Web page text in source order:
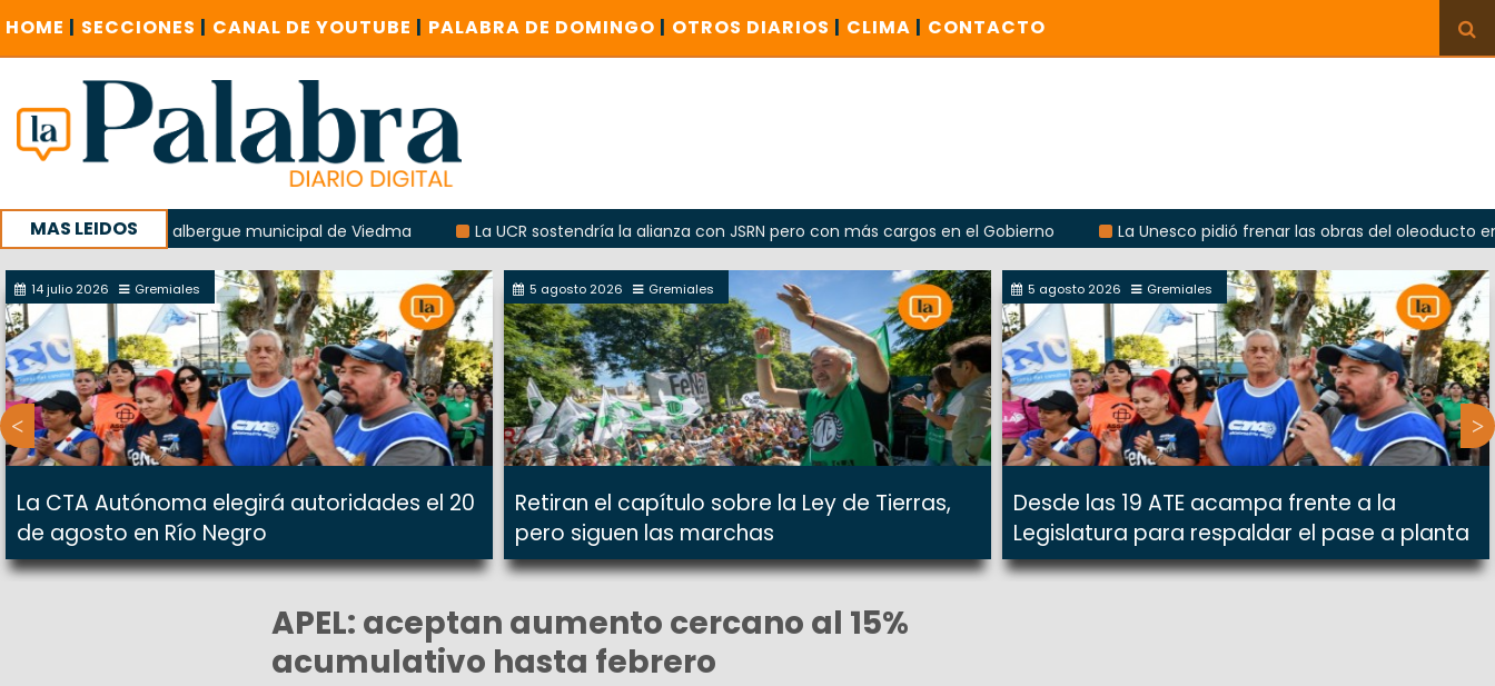
HOME | SECCIONES | CANAL DE YOUTUBE | PALABRA DE DOMINGO | OTROS DIARIOS | CLIMA | CONTACTO
MAS LEIDOS
del albergue municipal de Viedma La UCR sostendría la alianza con JSRN pero con más cargos en el Gobierno
La Unesco pidió frenar las obras del oleoducto en Punta
sucursal del Correo Argentino en Sierra Grande
14 julio 2026 Gremiales
La CTA Autónoma elegirá autoridades el 20
de agosto en Río Negro
5 agosto 2026 Gremiales
Retiran el capítulo sobre la Ley de Tierras,
pero siguen las marchas
5 agosto 2026 Gremiales
Desde las 19 ATE acampa frente a la
Legislatura para respaldar el pase a planta
APEL: aceptan aumento cercano al 15%
acumulativo hasta febrero